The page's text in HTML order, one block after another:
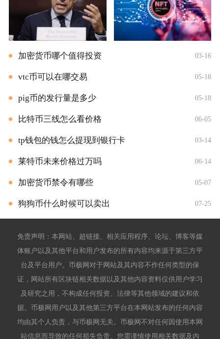
加密货币哪个值得投资 03-16
vtc币可以在哪交易 05-18
pig币的发行量是多少 05-18
比特币三线怎么看价格 06-05
tp钱包的钱怎么提现到银行卡 03-14
莱特币未来价格过万吗 06-14
加密货币禁令有哪些 05-07
狗狗币什么时候可以卖出 07-25
免责声明：本网站、超链接、相关应用程序、论坛、博客等媒
体账户以及其他平台和用户发布的所有内容均来源于第三方平
台及平台用户。币极网对于网站及其内容不作任何类型的保
证，网站所有区块链相关数据以及其他内容资料仅供用户学习
及研究之用，不构成任何投资、法律等其他领域的建议和依
据。币极网用户以及其他第三方平台在本网站发布的任何内容
均由其个人负责，与币极网无关。币极网不对任何因使用本网
站信息而导致的任何损失负责。您需谨慎使用相关数据及内